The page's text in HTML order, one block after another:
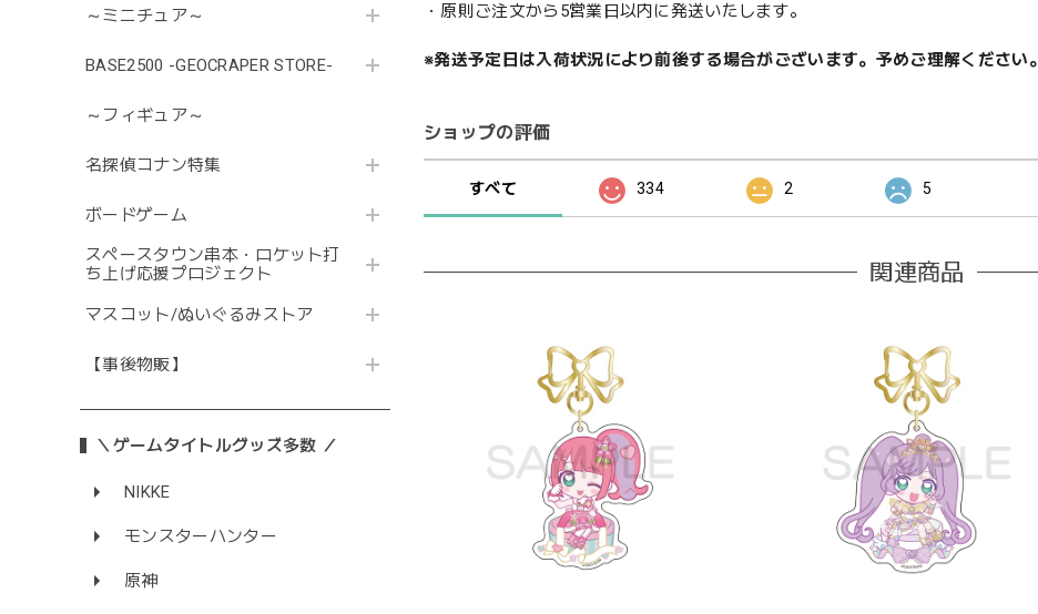
～ミニチュア～
BASE2500 -GEOCRAPER STORE-
～フィギュア～
名探偵コナン特集
ボードゲーム
スペースタウン串本・ロケット打
ち上げ応援プロジェクト
マスコット/ぬいぐるみストア
【事後物販】
＼ゲームタイトルグッズ多数 ／
NIKKE
モンスターハンター
原神
・原則ご注文から5営業日以内に発送いたします。
※発送予定日は入荷状況により前後する場合がございます。予めご理解ください。
ショップの評価
すべて 334 2 5
関連商品